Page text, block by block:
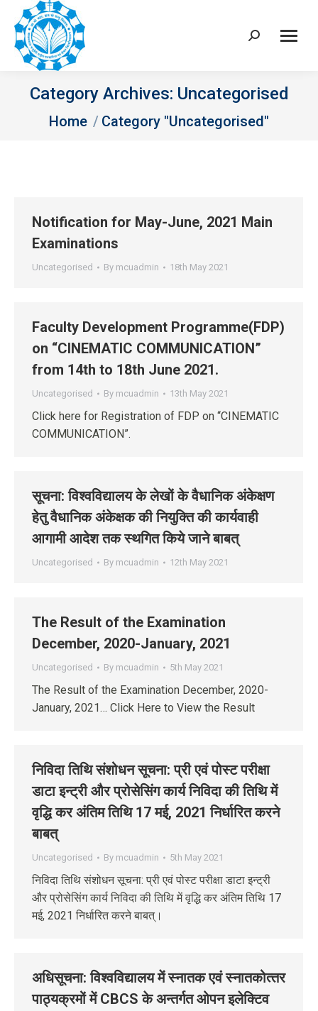
Search:
Category Archives: Uncategorised
You are here:
Home Category "Uncategorised"
Notification for May-June, 2021 Main
Examinations
Uncategorised By mcuadmin 18th May 2021
Faculty Development Programme(FDP)
on “CINEMATIC COMMUNICATION”
from 14th to 18th June 2021.
Uncategorised By mcuadmin 13th May 2021
Click here for Registration of FDP on “CINEMATIC
COMMUNICATION”.
सूचना: विश्‍वविद्यालय के लेखों के वैधानिक अंकेक्षण
हेतु वैधानिक अंकेक्षक की नियुक्ति की कार्यवाही
आगामी आदेश तक स्‍थगित किये जाने बाबत्
Uncategorised By mcuadmin 12th May 2021
The Result of the Examination
December, 2020-January, 2021
Uncategorised By mcuadmin 5th May 2021
The Result of the Examination December, 2020-
January, 2021… Click Here to View the Result
निविदा तिथि संशोधन सूचना: प्री एवं पोस्‍ट परीक्षा
डाटा इन्‍ट्री और प्रोसेसिंग कार्य निविदा की तिथि में
वृद्धि कर अंतिम तिथि 17 मई, 2021 निर्धारित करने
बाबत्
Uncategorised By mcuadmin 5th May 2021
निविदा तिथि संशोधन सूचना: प्री एवं पोस्‍ट परीक्षा डाटा इन्‍ट्री
और प्रोसेसिंग कार्य निविदा की तिथि में वृद्धि कर अंतिम तिथि 17
मई, 2021 निर्धारित करने बाबत्।
अधिसूचना: विश्‍वविद्यालय में स्‍नातक एवं स्‍नातकोत्‍तर
पाठ्यक्रमों में CBCS के अन्‍तर्गत ओपन इलेक्टिव